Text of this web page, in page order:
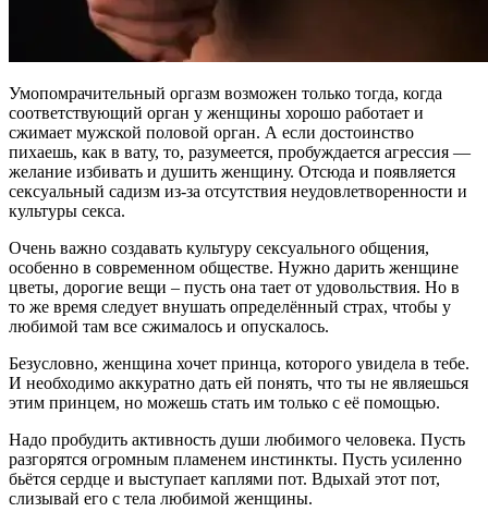
Умопомрачительный оргазм возможен только тогда, когда
соответствующий орган у женщины хорошо работает и
сжимает мужской половой орган. А если достоинство
пихаешь, как в вату, то, разумеется, пробуждается агрессия —
желание избивать и душить женщину. Отсюда и появляется
сексуальный садизм из-за отсутствия неудовлетворенности и
культуры секса.
Очень важно создавать культуру сексуального общения,
особенно в современном обществе. Нужно дарить женщине
цветы, дорогие вещи – пусть она тает от удовольствия. Но в
то же время следует внушать определённый страх, чтобы у
любимой там все сжималось и опускалось.
Безусловно, женщина хочет принца, которого увидела в тебе.
И необходимо аккуратно дать ей понять, что ты не являешься
этим принцем, но можешь стать им только с её помощью.
Надо пробудить активность души любимого человека. Пусть
разгорятся огромным пламенем инстинкты. Пусть усиленно
бьётся сердце и выступает каплями пот. Вдыхай этот пот,
слизывай его с тела любимой женщины.